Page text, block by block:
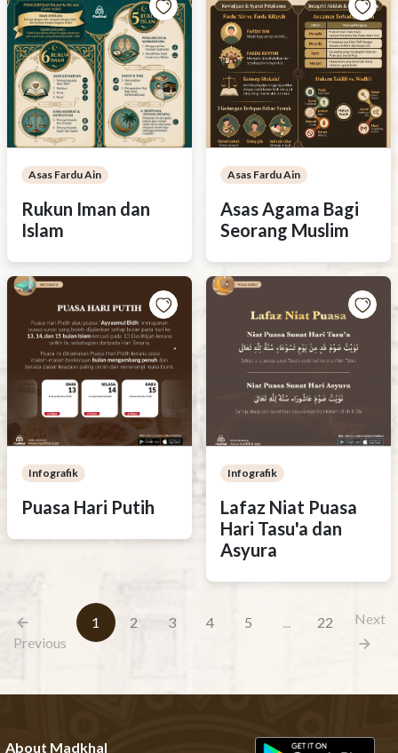
Asas Fardu Ain
Rukun Iman dan
Islam
Asas Fardu Ain
Asas Agama Bagi
Seorang Muslim
Infografik
Puasa Hari Putih
Infografik
Lafaz Niat Puasa
Hari Tasu'a dan
Asyura
Previous
1 2 3 4 5 ... 22 Next
About Madkhal